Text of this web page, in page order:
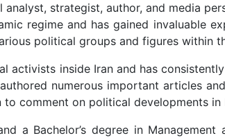
strategist, author, and media
regime and has gained invaluable
political groups and figures within
activists inside Iran and has
numerous important articles
comment on political developments in
a Bachelor’s degree in